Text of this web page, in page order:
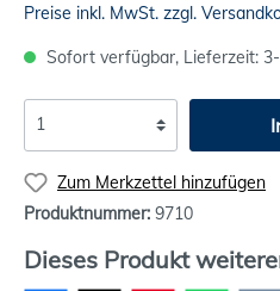
Preise inkl. MwSt. zzgl.
Sofort verfügbar, Lieferzeit:
Zum Merkzettel hinzufügen
Produktnummer: 9710
Dieses Produkt